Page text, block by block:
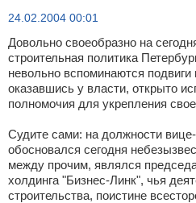
24.02.2004 00:01
Довольно своеобразно на
строительная политика
невольно вспоминаются
оказавшись у власти, открыто
полномочия для укрепления
Судите сами: на должности
обосновался сегодня
между прочим, являлся
холдинга "Бизнес-Линк", чья
строительства, поистине